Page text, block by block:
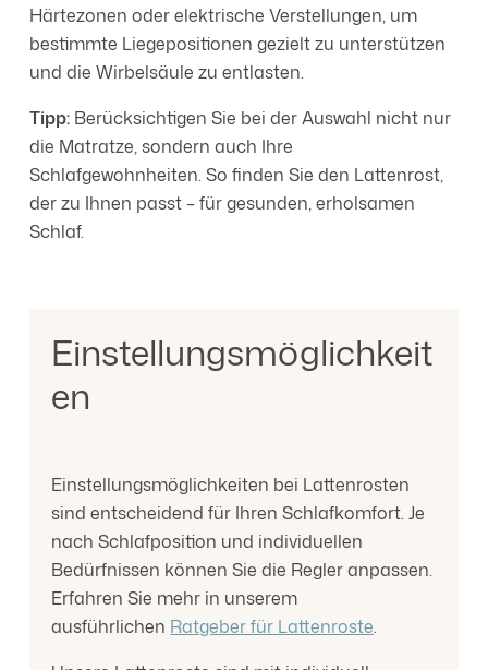
Härtezonen oder elektrische Verstellungen, um
bestimmte Liegepositionen gezielt zu unterstützen
und die Wirbelsäule zu entlasten.
Tipp: Berücksichtigen Sie bei der Auswahl nicht nur
die Matratze, sondern auch Ihre
Schlafgewohnheiten. So finden Sie den Lattenrost,
der zu Ihnen passt – für gesunden, erholsamen
Schlaf.
Einstellungsmöglichkeit
en
Einstellungsmöglichkeiten bei Lattenrosten
sind entscheidend für Ihren Schlafkomfort. Je
nach Schlafposition und individuellen
Bedürfnissen können Sie die Regler anpassen.
Erfahren Sie mehr in unserem
ausführlichen Ratgeber für Lattenroste.